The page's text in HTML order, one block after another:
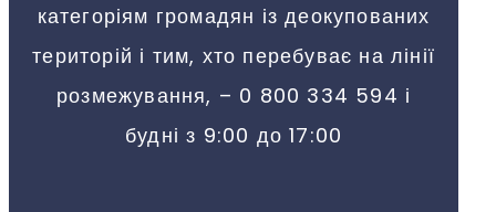
категоріям громадян із деокупованих
територій і тим, хто перебуває на лінії
розмежування, – 0 800 334 594 і
будні з 9:00 до 17:00